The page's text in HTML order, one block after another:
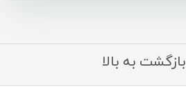
بازگشت به بالا